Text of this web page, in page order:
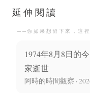
延伸閱讀
──你如果想留下來，這
1974年8月8日的
家逝世
阿時的時間觀察 ·